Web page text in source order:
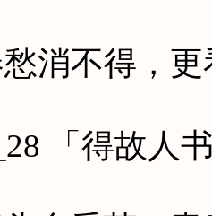
不得，更
「得故人